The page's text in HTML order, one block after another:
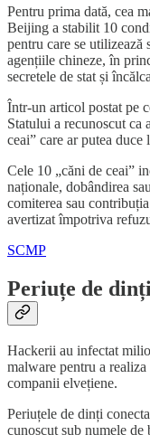
Pentru prima dată, cea
Beijing a stabilit 10
pentru care se utilizează
agențiile chineze, în
secretele de stat și
Într-un articol postat pe
Statului a recunoscut ca
ceai” care ar putea duce
Cele 10 „căni de ceai”
naționale, dobândirea
comiterea sau
avertizat împotriva
SCMP
Periuțe de
Hackerii au infectat
malware pentru a
companii elvețiene.
Periuțele de dinți
cunoscut sub numele